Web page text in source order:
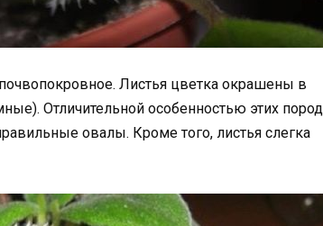
Листья цветка окрашены в
Отличительной особенностью этих пород
овалы. Кроме того, листья слегка